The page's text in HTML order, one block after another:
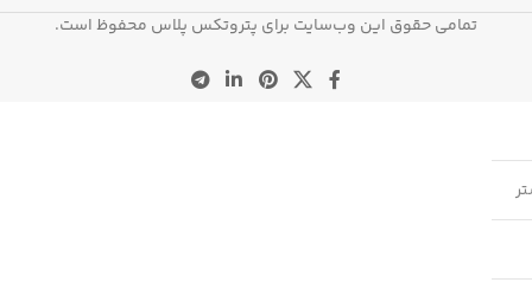
تمامی حقوق این وب‌سایت برای پتروتکس پلاس محفوظ است.